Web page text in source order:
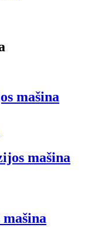
mašina
mašina